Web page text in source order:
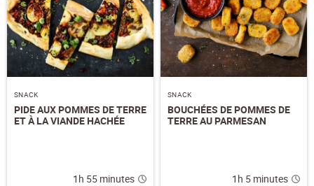
SNACK
PIDE AUX POMMES DE TERRE
ET À LA VIANDE HACHÉE
1h 55 minutes
SNACK
BOUCHÉES DE POMMES DE
TERRE AU PARMESAN
1h 5 minutes